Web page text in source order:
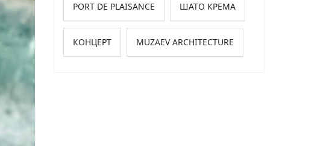
PORT DE PLAISANCE ШАТО КРЕМА
КОНЦЕРТ MUZAEV ARCHITECTURE